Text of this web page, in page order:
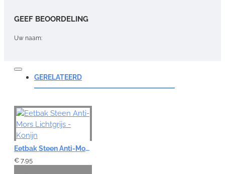
GEEF BEOORDELING
Uw naam:
Opmerking:
Note:HTML-code wordt niet vertaald!
Waardering:
Slecht
GERELATEERD
Eetbak Steen Anti-Mors Lichtgrijs - Konijn
€ 7,95